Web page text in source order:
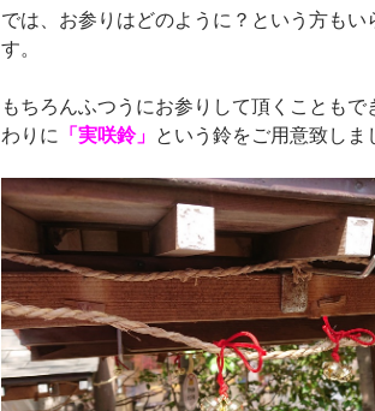
では、お参りはどのように？という方もい
す。
もちろんふつうにお参りして頂くことも
わりに 「実咲鈴」 という鈴をご用意致しま